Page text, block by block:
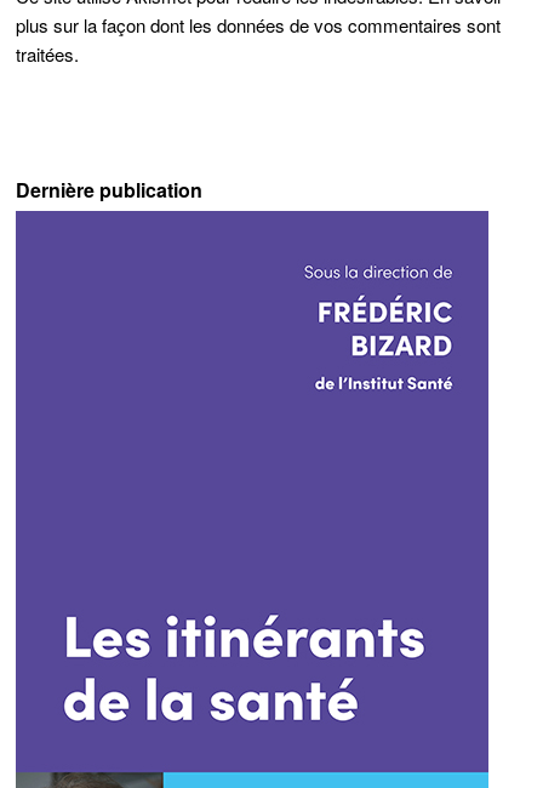
plus sur la façon dont les données de vos commentaires sont
traitées.
Dernière publication